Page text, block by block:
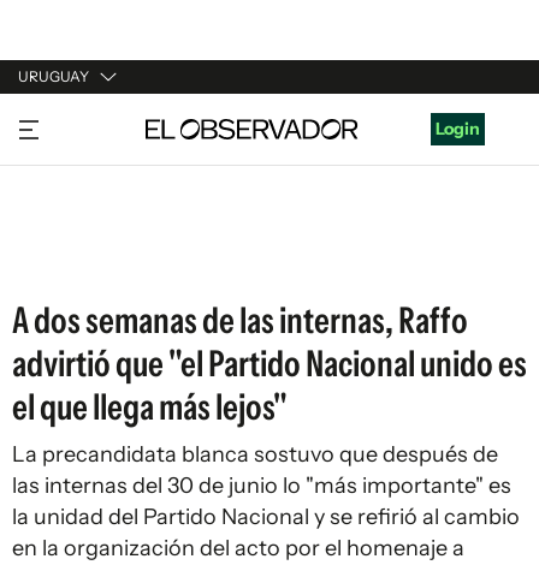
URUGUAY
URUGUAY
ARGENTINA
Login
A dos semanas de las internas, Raffo
advirtió que "el Partido Nacional unido es
el que llega más lejos"
La precandidata blanca sostuvo que después de
las internas del 30 de junio lo "más importante" es
la unidad del Partido Nacional y se refirió al cambio
en la organización del acto por el homenaje a